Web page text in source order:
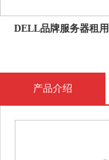
DELL品牌服务器租用
产品介绍